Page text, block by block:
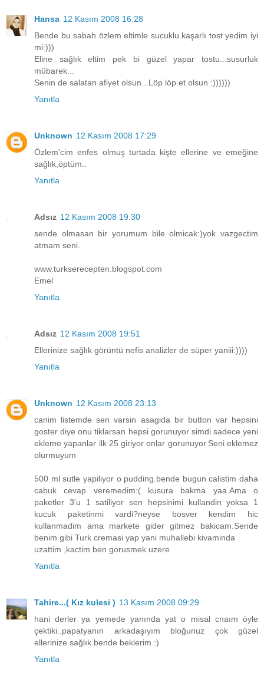
Hansa 12 Kasım 2008 16:28
Bende bu sabah özlem eltimle sucuklu kaşarlı tost yedim iyi
mi:)))
Eline sağlık eltim pek bi güzel yapar tostu...susurluk
mübarek...
Senin de salatan afiyet olsun...Löp löp et olsun :))))))
Yanıtla
Unknown 12 Kasım 2008 17:29
Özlem'cim enfes olmuş turtada kişte ellerine ve emeğine
sağlık,öptüm..
Yanıtla
Adsız 12 Kasım 2008 19:30
sende olmasan bir yorumum bile olmicak:)yok vazgectim
atmam seni.
www.turkserecepten.blogspot.com
Emel
Yanıtla
Adsız 12 Kasım 2008 19:51
Ellerinize sağlık görüntü nefis analizler de süper yaniii:))))
Yanıtla
Unknown 12 Kasım 2008 23:13
canim listemde sen varsin asagida bir button var hepsini
goster diye onu tiklarsan hepsi gorunuyor simdi sadece yeni
ekleme yapanlar ilk 25 giriyor onlar gorunuyor.Seni eklemez
olurmuyum
500 ml sutle yapiliyor o pudding.bende bugun calistim daha
cabuk cevap veremedim:( kusura bakma yaa.Ama o
paketler 3'u 1 satiliyor sen hepsinimi kullandin yoksa 1
kucuk paketinmi vardi?neyse bosver kendim hic
kullanmadim ama markete gider gitmez bakicam.Sende
benim gibi Turk cremasi yap yani muhallebi kivaminda
uzattim ,kactim ben gorusmek uzere
Yanıtla
Tahire...( Kız kulesi ) 13 Kasım 2008 09:29
hani derler ya yemede yanında yat o misal cnaım öyle
çektiki..papatyanın arkadaşıyım bloğunuz çok güzel
ellerinize sağlık.bende beklerim :)
Yanıtla